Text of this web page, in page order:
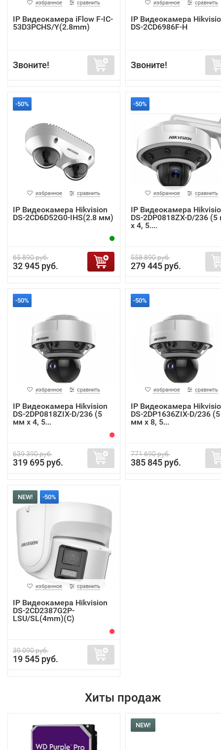
избранное сравнить
IP Видеокамера iFlow F-IC-
53D3PCHS/Y(2.8mm)
Звоните!
избранное сравнить
IP Видеокамера
DS-2CD6986F-H
Звоните!
-50%
избранное сравнить
IP Видеокамера Hikvision
DS-2CD6D52G0-IHS(2.8 мм)
65 890 руб.
32 945 руб.
-50%
избранное сравнить
IP Видеокамера
DS-2DP0818ZX-D/236
x 4, 5....
558 890 руб.
279 445 руб.
-50%
избранное сравнить
IP Видеокамера Hikvision
DS-2DP0818ZIX-D/236 (5
мм x 4, 5...
639 390 руб.
319 695 руб.
-50%
избранное сравнить
IP Видеокамера
DS-2DP1636ZIX-D/236 (5
мм x 8, 5...
771 690 руб.
385 845 руб.
NEW! -50%
избранное сравнить
IP Видеокамера Hikvision
DS-2CD2387G2P-
LSU/SL(4mm)(C)
39 090 руб.
19 545 руб.
Хиты продаж
NEW!